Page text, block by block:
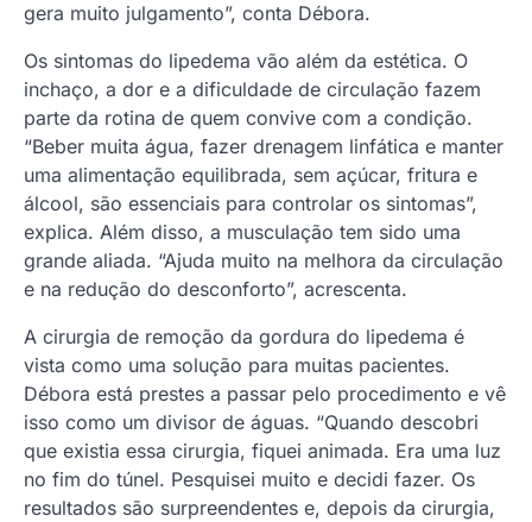
gera muito julgamento”, conta Débora.
Os sintomas do lipedema vão além da estética. O
inchaço, a dor e a dificuldade de circulação fazem
parte da rotina de quem convive com a condição.
“Beber muita água, fazer drenagem linfática e manter
uma alimentação equilibrada, sem açúcar, fritura e
álcool, são essenciais para controlar os sintomas”,
explica. Além disso, a musculação tem sido uma
grande aliada. “Ajuda muito na melhora da circulação
e na redução do desconforto”, acrescenta.
A cirurgia de remoção da gordura do lipedema é
vista como uma solução para muitas pacientes.
Débora está prestes a passar pelo procedimento e vê
isso como um divisor de águas. “Quando descobri
que existia essa cirurgia, fiquei animada. Era uma luz
no fim do túnel. Pesquisei muito e decidi fazer. Os
resultados são surpreendentes e, depois da cirurgia,